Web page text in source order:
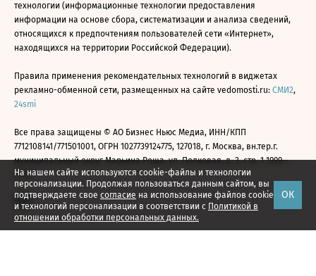
На нашем сайте используются cookie-файлы и технологии
персонализации. Продолжая пользоваться данным сайтом, вы
подтверждаете свое согласие на использование файлов cookie
и технологий персонализации в соответствии с Политикой в
отношении обработки персональных данных.
ОК
технологии (информационные технологии предоставления
информации на основе сбора, систематизации и анализа сведений,
относящихся к предпочтениям пользователей сети «Интернет»,
находящихся на территории Российской Федерации).
Правила применения рекомендательных технологий в виджетах
рекламно-обменной сети, размещенных на сайте vedomosti.ru: СМИ2,
24smi
Все права защищены © АО Бизнес Ньюс Медиа, ИНН/КПП
7712108141/771501001, ОГРН 1027739124775, 127018, г. Москва, вн.тер.г.
муниципальный округ Марьина Роща, ул. Полковая, д. 3, стр. 1 1999—
2026